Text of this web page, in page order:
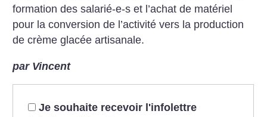
formation des salarié-e-s et l’achat de matériel
pour la conversion de l’activité vers la production
de crème glacée artisanale.
par Vincent
Je souhaite recevoir l'infolettre